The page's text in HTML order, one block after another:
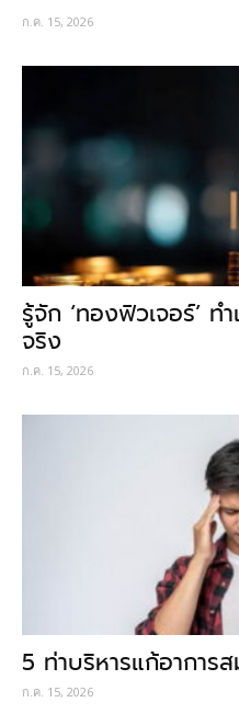
ก.ค. 15, 2026
รู้จัก ‘ทองฟิวเจอร์’ ท
จริง
ก.ค. 15, 2026
5 ท่าบริหารแก้อาการ
ก.ค. 15, 2026